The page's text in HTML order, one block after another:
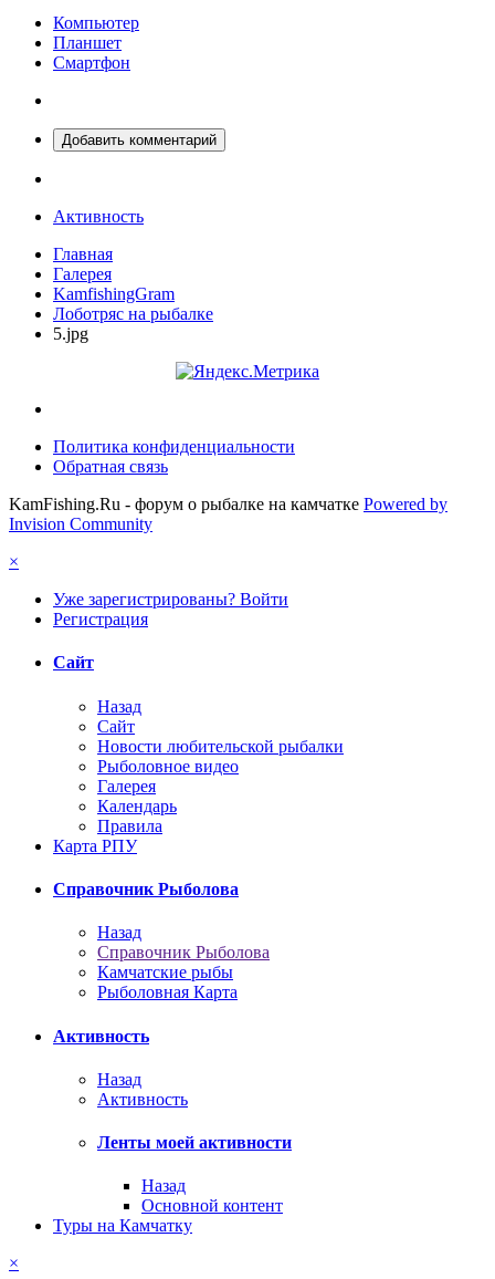
Компьютер
Планшет
Смартфон
Добавить комментарий
Активность
Главная
Галерея
KamfishingGram
Лоботряс на рыбалке
5.jpg
Политика конфиденциальности
Обратная связь
KamFishing.Ru - форум о рыбалке на камчатке Powered by
Invision Community
×
Уже зарегистрированы? Войти
Регистрация
Сайт
Назад
Сайт
Новости любительской рыбалки
Рыболовное видео
Галерея
Календарь
Правила
Карта РПУ
Справочник Рыболова
Назад
Справочник Рыболова
Камчатские рыбы
Рыболовная Карта
Активность
Назад
Активность
Ленты моей активности
Назад
Основной контент
Туры на Камчатку
×